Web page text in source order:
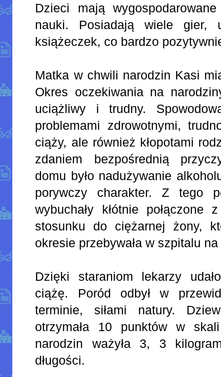
Dzieci mają
nauki. Posiadają wiele gier,
książeczek, co bardzo
Matka w chwili narodzin Kasi
Okres oczekiwania na
uciążliwy i trudny.
problemami zdrowotnymi,
ciąży, ale również kłopotami
zdaniem bezpośrednią
domu było nadużywanie
porywczy charakter. Z tego
wybuchały kłótnie połączone
stosunku do ciężarnej żony,
okresie przebywała w szpitalu
Dzięki staraniom lekarzy
ciążę. Poród odbył w
terminie, siłami natury.
otrzymała 10 punktów w
narodzin ważyła 3, 3
długości.